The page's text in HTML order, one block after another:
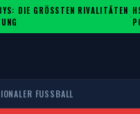
DIE GRÖSSTEN RIVALITÄTEN U
·
FUSSBALL